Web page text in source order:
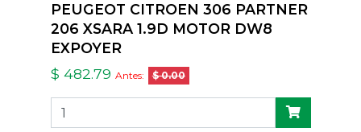
PEUGEOT CITROEN 306 PARTNER
206 XSARA 1.9D MOTOR DW8
EXPOYER
$ 482.79 Antes: $ 0.00